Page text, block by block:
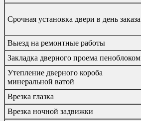
Срочная установка двери в день заказа
Выезд на ремонтные работы
Закладка дверного проема пеноблоком
Утепление дверного короба
минеральной ватой
Врезка глазка
Врезка ночной задвижки